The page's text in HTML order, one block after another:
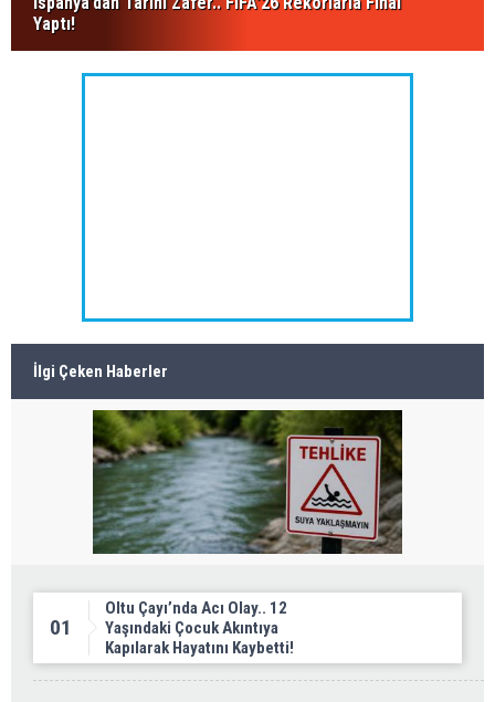
Yaptı!
İlgi Çeken Haberler
01
Oltu Çayı’nda Acı Olay.. 12
Yaşındaki Çocuk Akıntıya
Kapılarak Hayatını Kaybetti!